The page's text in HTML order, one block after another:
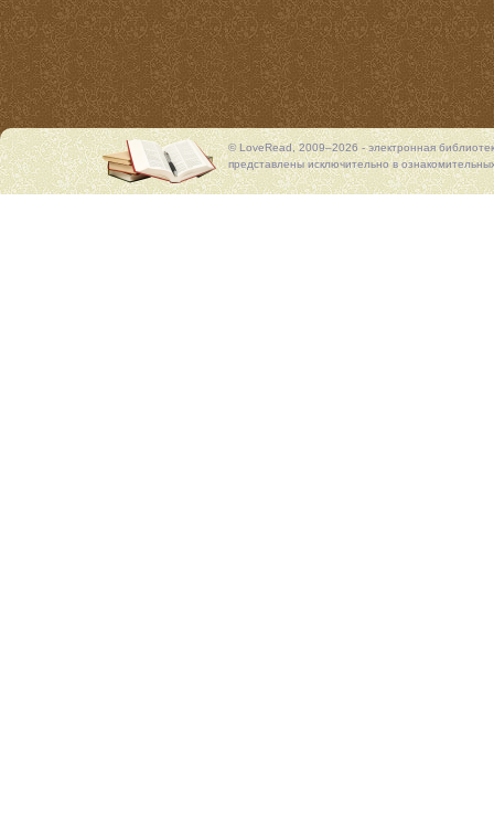
© LoveRead, 2009–2026 - электронная
представлены исключительно в